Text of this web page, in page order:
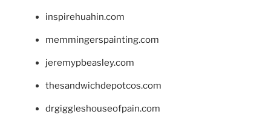
inspirehuahin.com
memmingerspainting.com
jeremypbeasley.com
thesandwichdepotcos.com
drgiggleshouseofpain.com